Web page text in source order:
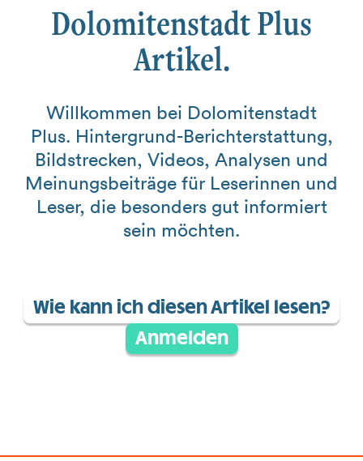
Dolomitenstadt Plus
Artikel.
Willkommen bei Dolomitenstadt
Plus. Hintergrund-Berichterstattung,
Bildstrecken, Videos, Analysen und
Meinungsbeiträge für Leserinnen und
Leser, die besonders gut informiert
sein möchten.
Wie kann ich diesen Artikel lesen?
Anmelden